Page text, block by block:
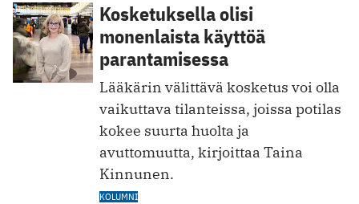
Kosketuksella olisi
monenlaista käyttöä
parantamisessa
Lääkärin välittävä kosketus voi olla
vaikuttava tilanteissa, joissa potilas
kokee suurta huolta ja
avuttomuutta, kirjoittaa Taina
Kinnunen.
KOLUMNI